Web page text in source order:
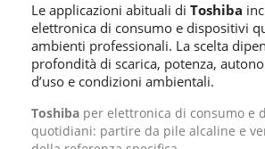
Le applicazioni abituali di Toshiba
elettronica di consumo e dispositivi
ambienti professionali. La scelta
profondità di scarica, potenza,
d’uso e condizioni ambientali.
Toshiba per elettronica di consumo e
quotidiani: partire da pile alcaline e